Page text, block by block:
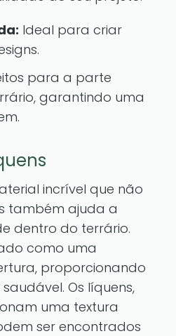
Ideal para criar
para a parte
garantindo uma
incrível que não
também ajuda a
dentro do terrário.
como uma
proporcionando
Os líquens,
uma textura
ser encontrados